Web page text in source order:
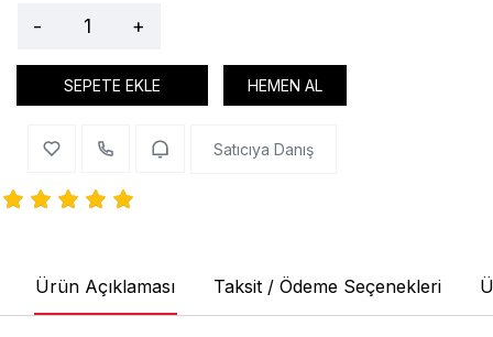
- +
SEPETE EKLE HEMEN AL
Satıcıya Danış
Ürün Açıklaması Taksit / Ödeme Seçenekleri